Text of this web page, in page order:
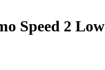
Speed 2 Low